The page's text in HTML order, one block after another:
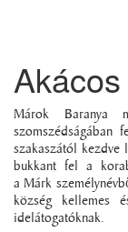
Márok Baranya
szakaszától kezdve
bukkant fel a
a Márk
község kellemes
idelátogatóknak.